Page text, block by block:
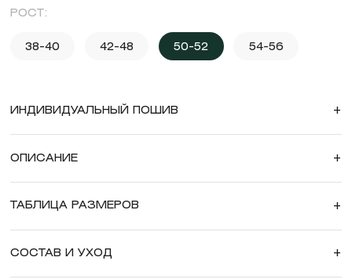
РОСТ:
38-40 42-48 50-52 54-56
ИНДИВИДУАЛЬНЫЙ ПОШИВ +
ОПИСАНИЕ +
ТАБЛИЦА РАЗМЕРОВ +
СОСТАВ И УХОД +